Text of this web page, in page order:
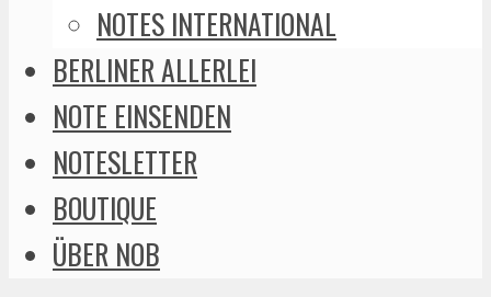
NOTES INTERNATIONAL
BERLINER ALLERLEI
NOTE EINSENDEN
NOTESLETTER
BOUTIQUE
ÜBER NOB